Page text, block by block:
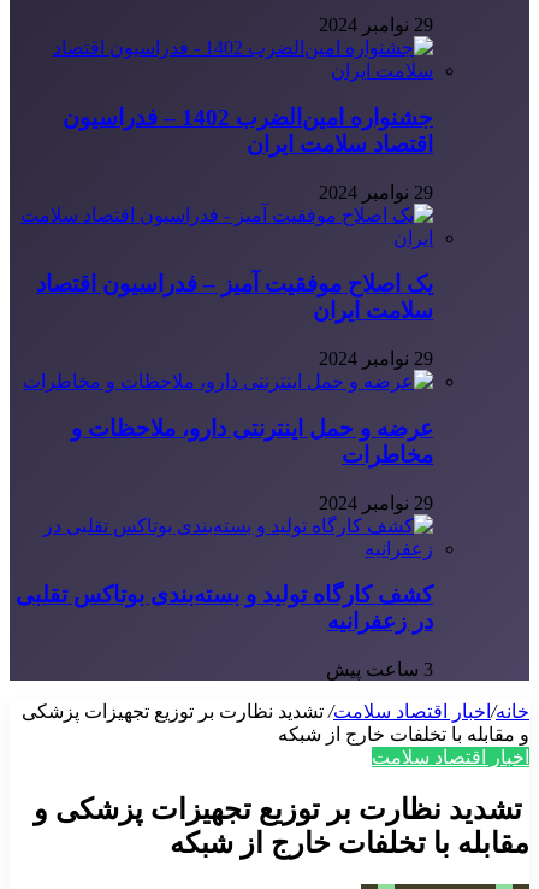
29 نوامبر 2024
جشنواره امین‌الضرب 1402 – فدراسیون
اقتصاد سلامت ایران
29 نوامبر 2024
یک اصلاح موفقیت آمیز – فدراسیون اقتصاد
سلامت ایران
29 نوامبر 2024
عرضه و حمل اینترنتی دارو، ملاحظات و
مخاطرات
29 نوامبر 2024
کشف کارگاه تولید و بسته‌بندی بوتاکس تقلبی
در زعفرانیه
3 ساعت پیش
خانه/ اخبار اقتصاد سلامت/ تشدید نظارت بر توزیع تجهیزات پزشکی
و مقابله با تخلفات خارج از شبکه
اخبار اقتصاد سلامت
تشدید نظارت بر توزیع تجهیزات پزشکی و
مقابله با تخلفات خارج از شبکه